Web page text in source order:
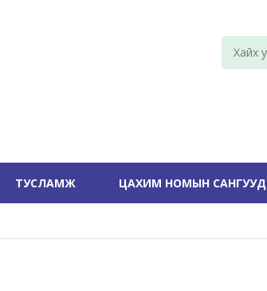
ТУСЛАМЖ ЦАХИМ НОМЫН САНГУУД